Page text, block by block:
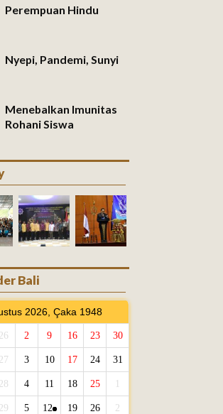
Perempuan Hindu
Nyepi, Pandemi, Sunyi
Menebalkan Imunitas
Rohani Siswa
Bali
2026, Çaka 1948
26 2 9 16 23 30
27 3 10 17 24 31
28 4 11 18 25
29 5 12 19 26 2